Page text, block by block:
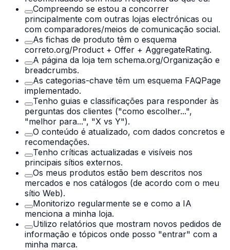
Compreendo se estou a concorrer
principalmente com outras lojas electrónicas ou
com comparadores/meios de comunicação social.
As fichas de produto têm o esquema
correto.org/Product + Offer + AggregateRating.
A página da loja tem schema.org/Organização e
breadcrumbs.
As categorias-chave têm um esquema FAQPage
implementado.
Tenho guias e classificações para responder às
perguntas dos clientes ("como escolher...",
"melhor para...", "X vs Y").
O conteúdo é atualizado, com dados concretos e
recomendações.
Tenho críticas actualizadas e visíveis nos
principais sítios externos.
Os meus produtos estão bem descritos nos
mercados e nos catálogos (de acordo com o meu
sítio Web).
Monitorizo regularmente se e como a IA
menciona a minha loja.
Utilizo relatórios que mostram novos pedidos de
informação e tópicos onde posso "entrar" com a
minha marca.